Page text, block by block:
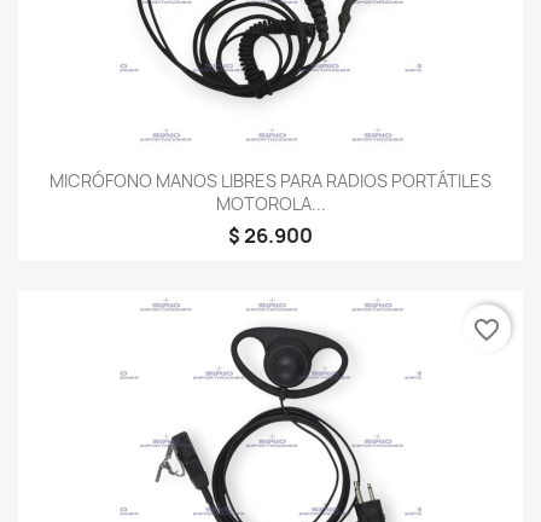
MICRÓFONO MANOS LIBRES PARA RADIOS PORTÁTILES
MOTOROLA...
$ 26.900
favorite_border